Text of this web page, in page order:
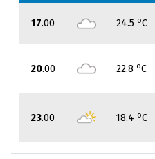
17.00 24.5 oC
20.00 22.8 oC
23.00 18.4 oC